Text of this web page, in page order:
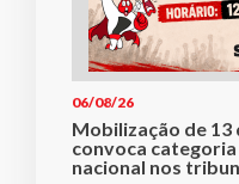
06/08/26
Mobilização de 13
convoca
nacional nos